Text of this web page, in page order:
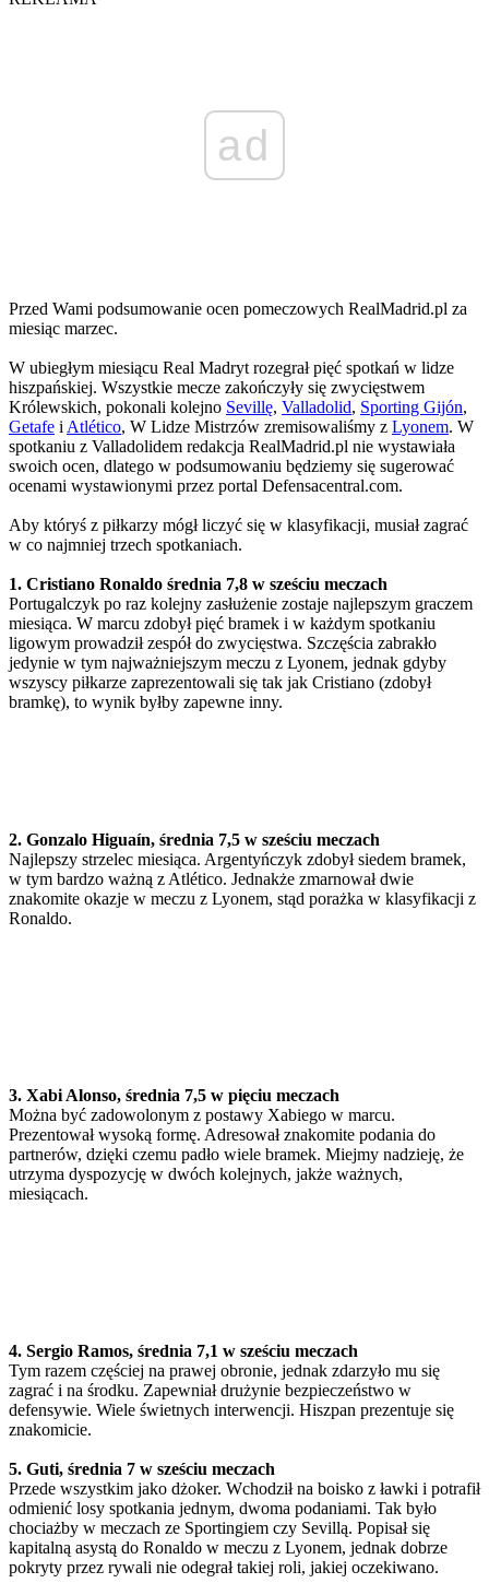
ad
Przed Wami podsumowanie ocen pomeczowych RealMadrid.pl za
miesiąc marzec.
W ubiegłym miesiącu Real Madryt rozegrał pięć spotkań w lidze
hiszpańskiej. Wszystkie mecze zakończyły się zwycięstwem
Królewskich, pokonali kolejno Sevillę, Valladolid, Sporting Gijón,
Getafe i Atlético, W Lidze Mistrzów zremisowaliśmy z Lyonem. W
spotkaniu z Valladolidem redakcja RealMadrid.pl nie wystawiała
swoich ocen, dlatego w podsumowaniu będziemy się sugerować
ocenami wystawionymi przez portal Defensacentral.com.
Aby któryś z piłkarzy mógł liczyć się w klasyfikacji, musiał zagrać
w co najmniej trzech spotkaniach.
1. Cristiano Ronaldo średnia 7,8 w sześciu meczach
Portugalczyk po raz kolejny zasłużenie zostaje najlepszym graczem
miesiąca. W marcu zdobył pięć bramek i w każdym spotkaniu
ligowym prowadził zespół do zwycięstwa. Szczęścia zabrakło
jedynie w tym najważniejszym meczu z Lyonem, jednak gdyby
wszyscy piłkarze zaprezentowali się tak jak Cristiano (zdobył
bramkę), to wynik byłby zapewne inny.
2. Gonzalo Higuaín, średnia 7,5 w sześciu meczach
Najlepszy strzelec miesiąca. Argentyńczyk zdobył siedem bramek,
w tym bardzo ważną z Atlético. Jednakże zmarnował dwie
znakomite okazje w meczu z Lyonem, stąd porażka w klasyfikacji z
Ronaldo.
3. Xabi Alonso, średnia 7,5 w pięciu meczach
Można być zadowolonym z postawy Xabiego w marcu.
Prezentował wysoką formę. Adresował znakomite podania do
partnerów, dzięki czemu padło wiele bramek. Miejmy nadzieję, że
utrzyma dyspozycję w dwóch kolejnych, jakże ważnych,
miesiącach.
4. Sergio Ramos, średnia 7,1 w sześciu meczach
Tym razem częściej na prawej obronie, jednak zdarzyło mu się
zagrać i na środku. Zapewniał drużynie bezpieczeństwo w
defensywie. Wiele świetnych interwencji. Hiszpan prezentuje się
znakomicie.
5. Guti, średnia 7 w sześciu meczach
Przede wszystkim jako dżoker. Wchodził na boisko z ławki i potrafił
odmienić losy spotkania jednym, dwoma podaniami. Tak było
chociażby w meczach ze Sportingiem czy Sevillą. Popisał się
kapitalną asystą do Ronaldo w meczu z Lyonem, jednak dobrze
pokryty przez rywali nie odegrał takiej roli, jakiej oczekiwano.